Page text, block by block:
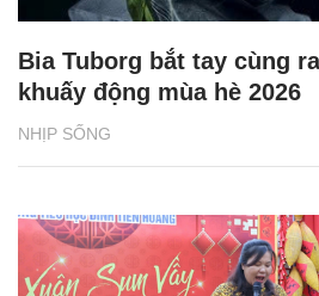
NHỊP SỐNG
Bia Tuborg bắt tay cùng
khuấy động mùa hè 2026